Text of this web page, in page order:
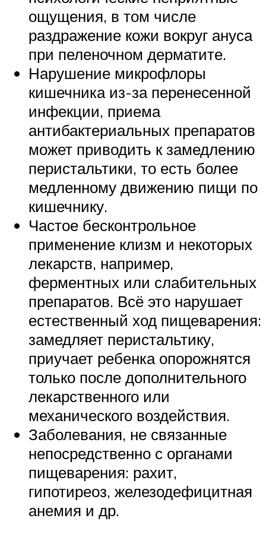
ощущения, в том числе
раздражение кожи вокруг ануса
при пеленочном дерматите.
Нарушение микрофлоры
кишечника из-за перенесенной
инфекции, приема
антибактериальных препаратов
может приводить к замедлению
перистальтики, то есть более
медленному движению пищи по
кишечнику.
Частое бесконтрольное
применение клизм и некоторых
лекарств, например,
ферментных или слабительных
препаратов. Всё это нарушает
естественный ход пищеварения:
замедляет перистальтику,
приучает ребенка опорожнятся
только после дополнительного
лекарственного или
механического воздействия.
Заболевания, не связанные
непосредственно с органами
пищеварения: рахит,
гипотиреоз, железодефицитная
анемия и др.